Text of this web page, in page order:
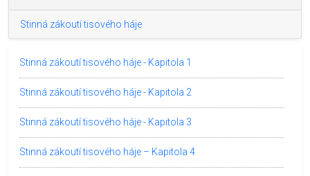
Stinná zákoutí tisového háje
Stinná zákoutí tisového háje - Kapitola 1
Stinná zákoutí tisového háje - Kapitola 2
Stinná zákoutí tisového háje - Kapitola 3
Stinná zákoutí tisového háje – Kapitola 4